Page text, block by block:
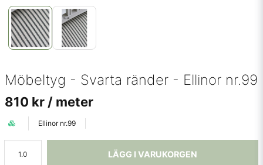
Möbeltyg - Svarta ränder - Ellinor nr.99
810 kr / meter
Ellinor nr.99
LÄGG I VARUKORGEN